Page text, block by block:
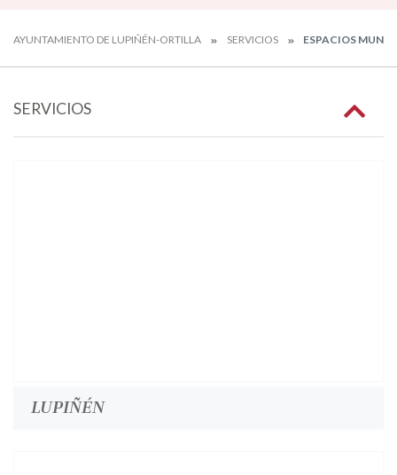
AYUNTAMIENTO DE LUPIÑÉN-ORTILLA SERVICIOS ESPACIOS
SERVICIOS
LUPIÑÉN